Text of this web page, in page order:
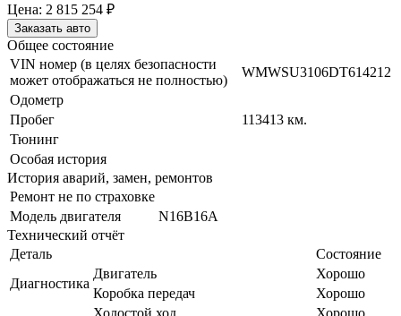
Цена: 2 815 254 ₽
Заказать авто
Общее состояние
VIN номер (в целях безопасности
может отображаться не полностью)
WMWSU3106DT614212
Одометр
Пробег
113413 км.
Тюнинг
Особая история
История аварий, замен, ремонтов
Ремонт не по страховке
Модель двигателя
N16B16A
Технический отчёт
Деталь
Состояние
Диагностика
Двигатель
Хорошо
Коробка передач
Хорошо